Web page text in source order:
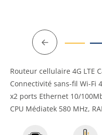
Précédent
Routeur cellulaire 4G LTE
Connectivité sans-fil Wi-Fi 4
x2 ports Ethernet 10/
CPU Médiatek 580 MHz,